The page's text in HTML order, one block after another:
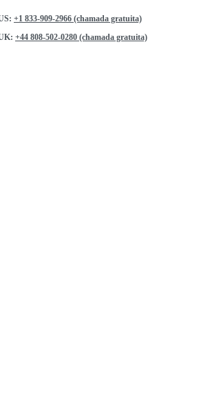
+1 833-909-2966 (chamada gratuita)
+44 808-502-0280 (chamada gratuita)